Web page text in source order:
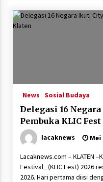
News Sosial Budaya
Delegasi 16
Pembuka KLIC
lacaknews Mei
Lacaknews.com – KLATEN
Festival_ (KLIC Fest) 2026
2026. Hari pertama diisi